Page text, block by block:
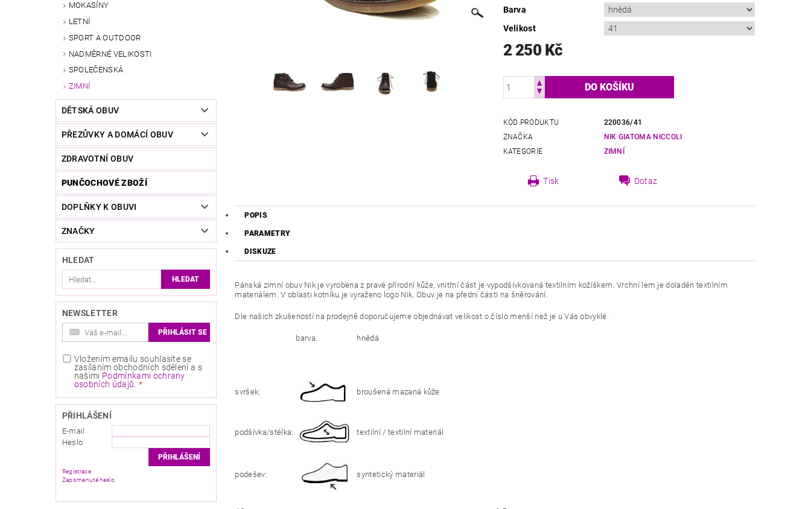
MOKASÍNY
LETNÍ
SPORT A OUTDOOR
NADMĚRNÉ VELIKOSTI
SPOLEČENSKÁ
ZIMNÍ
DĚTSKÁ OBUV
PŘEZŮVKY A DOMÁCÍ OBUV
ZDRAVOTNÍ OBUV
PUNČOCHOVÉ ZBOŽÍ
DOPLŇKY K OBUVI
ZNAČKY
HLEDAT
NEWSLETTER
Vložením emailu souhlasíte se
zasíláním obchodních sdělení a s
našimi Podmínkami ochrany
osobních údajů
PŘIHLÁŠENÍ
E-mail
Heslo
Registrace
Zapomenuté heslo
Barva
Velikost
2 250 Kč
KÓD PRODUKTU
220036/41
ZNAČKA
NIK GIATOMA NICCOLI
KATEGORIE
ZIMNÍ
Tisk Dotaz
POPIS
PARAMETRY
DISKUZE
Pánská zimní obuv Nik je vyrobena z pravé přírodní kůže, vnitřní část je vypodšívkovaná textilním kožíškem. Vrchní lem je doladěn textilním
materiálem. V oblasti kotníku je vyraženo logo Nik. Obuv je na přední části na šněrování.
Dle našich zkušeností na prodejně doporučujeme objednávat velikost o číslo menší než je u Vás obvyklé.
barva: hnědá
svršek: broušená mazaná kůže
podšívka/stélka: textilní / textilní materiál
podešev: syntetický materiál